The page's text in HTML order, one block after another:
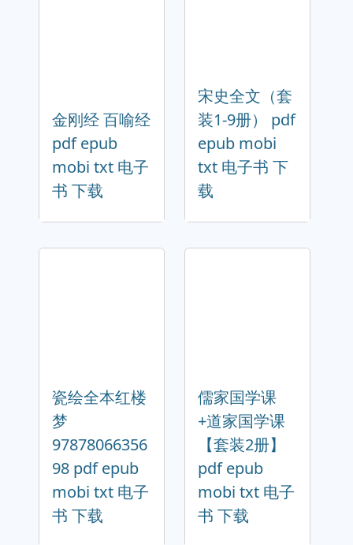
金刚经 百喻经
pdf epub
mobi txt 电子
书 下载
宋史全文（套
装1-9册） pdf
epub mobi
txt 电子书 下
载
瓷绘全本红楼
梦
97878066356
98 pdf epub
mobi txt 电子
书 下载
儒家国学课
+道家国学课
【套装2册】
pdf epub
mobi txt 电子
书 下载